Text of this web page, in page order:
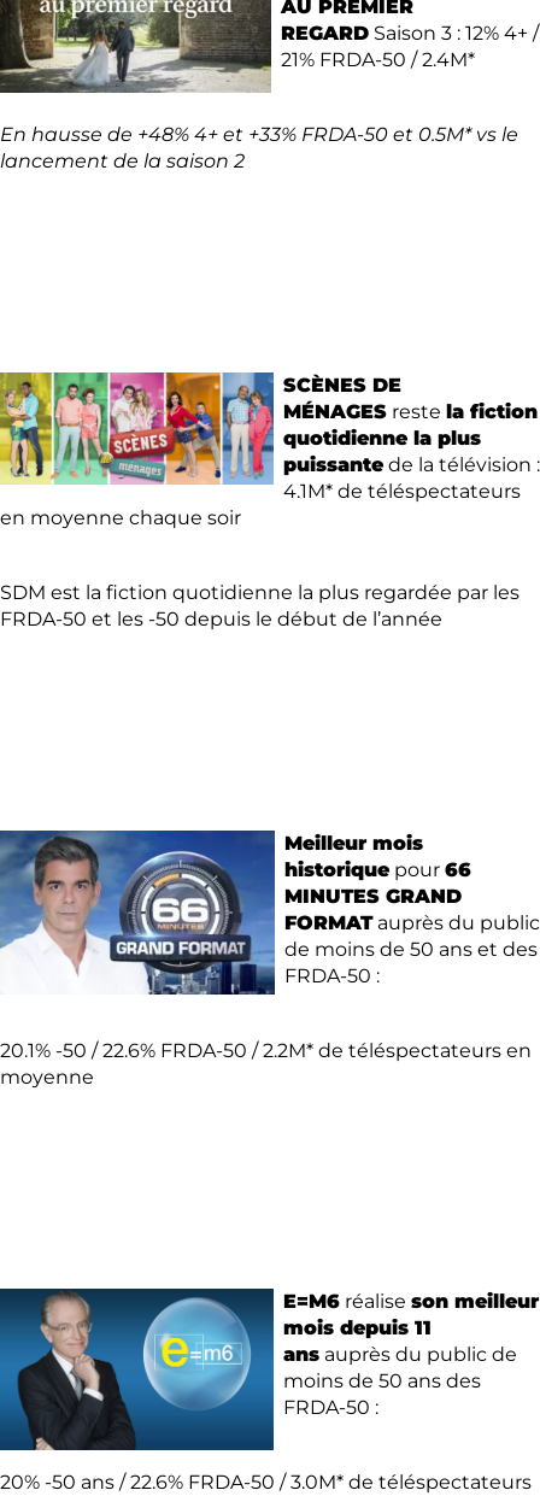
AU PREMIER
REGARD Saison 3 : 12% 4+ /
21% FRDA-50 / 2.4M*
En hausse de +48% 4+ et +33% FRDA-50 et 0.5M* vs le
lancement de la saison 2
SCÈNES DE
MÉNAGES reste la fiction
quotidienne la plus
puissante de la télévision :
4.1M* de téléspectateurs
en moyenne chaque soir
SDM est la fiction quotidienne la plus regardée par les
FRDA-50 et les -50 depuis le début de l’année
Meilleur mois
historique pour 66
MINUTES GRAND
FORMATauprès du public
de moins de 50 ans et des
FRDA-50 :
20.1% -50 / 22.6% FRDA-50 / 2.2M* de téléspectateurs en
moyenne
E=M6 réalise son meilleur
mois depuis 11
ans auprès du public de
moins de 50 ans des
FRDA-50 :
20% -50 ans / 22.6% FRDA-50 / 3.0M* de téléspectateurs